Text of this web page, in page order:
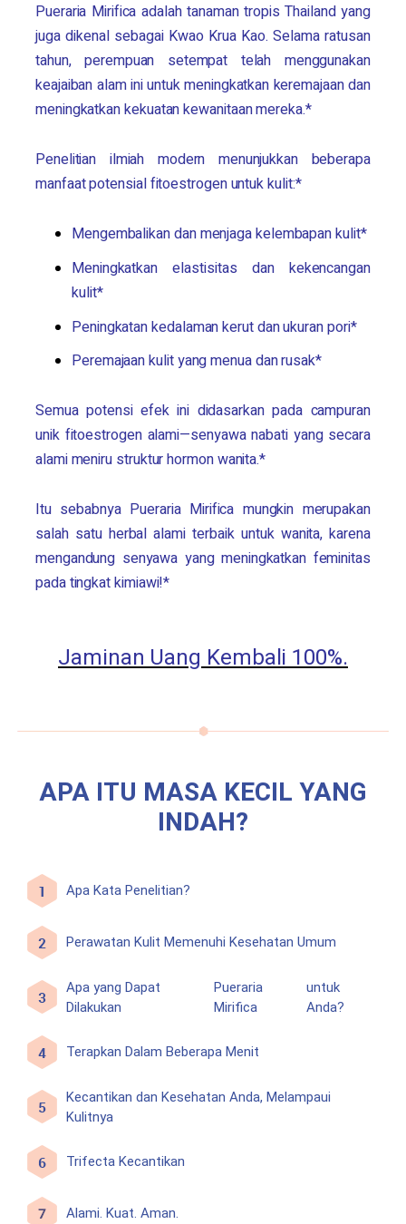
Pueraria Mirifica adalah tanaman tropis Thailand yang
juga dikenal sebagai Kwao Krua Kao. Selama ratusan
tahun, perempuan setempat telah menggunakan
keajaiban alam ini untuk meningkatkan keremajaan dan
meningkatkan kekuatan kewanitaan mereka.*
Penelitian ilmiah modern menunjukkan beberapa
manfaat potensial fitoestrogen untuk kulit:*
Mengembalikan dan menjaga kelembapan kulit*
Meningkatkan elastisitas dan kekencangan
kulit*
Peningkatan kedalaman kerut dan ukuran pori*
Peremajaan kulit yang menua dan rusak*
Semua potensi efek ini didasarkan pada campuran
unik fitoestrogen alami—senyawa nabati yang secara
alami meniru struktur hormon wanita.*
Itu sebabnya Pueraria Mirifica mungkin merupakan
salah satu herbal alami terbaik untuk wanita, karena
mengandung senyawa yang meningkatkan feminitas
pada tingkat kimiawi!*
Jaminan Uang Kembali 100%.
APA ITU MASA KECIL YANG
INDAH?
Apa Kata Penelitian?
Perawatan Kulit Memenuhi Kesehatan Umum
Apa yang Dapat
Dilakukan
Pueraria
Mirifica
untuk
Anda?
Terapkan Dalam Beberapa Menit
Kecantikan dan Kesehatan Anda, Melampaui
Kulitnya
Trifecta Kecantikan
Alami. Kuat. Aman.